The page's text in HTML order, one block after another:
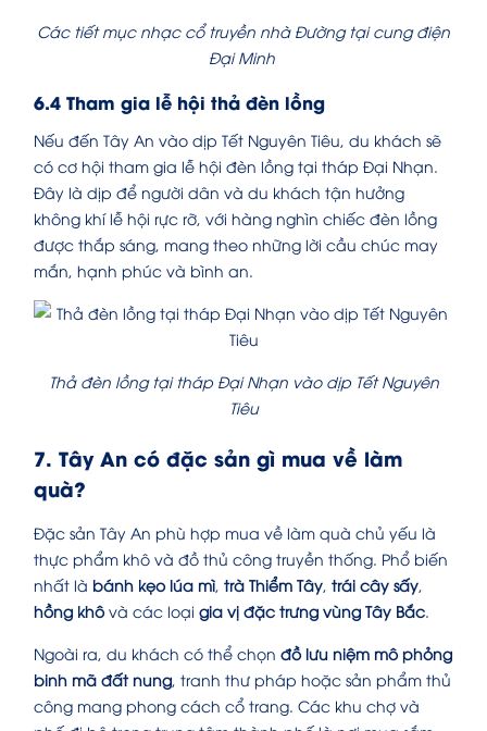
Các tiết mục nhạc cổ truyền nhà Đường tại cung điện
Đại Minh
6.4 Tham gia lễ hội thả đèn lồng
Nếu đến Tây An vào dịp Tết Nguyên Tiêu, du khách sẽ
có cơ hội tham gia lễ hội đèn lồng tại tháp Đại Nhạn.
Đây là dịp để người dân và du khách tận hưởng
không khí lễ hội rực rỡ, với hàng nghìn chiếc đèn lồng
được thắp sáng, mang theo những lời cầu chúc may
mắn, hạnh phúc và bình an.
Thả đèn lồng tại tháp Đại Nhạn vào dịp Tết Nguyên
Tiêu
7. Tây An có đặc sản gì mua về làm
quà?
Đặc sản Tây An phù hợp mua về làm quà chủ yếu là
thực phẩm khô và đồ thủ công truyền thống. Phổ biến
nhất là bánh kẹo lúa mì, trà Thiểm Tây, trái cây sấy,
hồng khôvà các loại gia vị đặc trưng vùng Tây Bắc.
Ngoài ra, du khách có thể chọn đồ lưu niệm mô phỏng
binh mã đất nung, tranh thư pháp hoặc sản phẩm thủ
công mang phong cách cổ trang. Các khu chợ và